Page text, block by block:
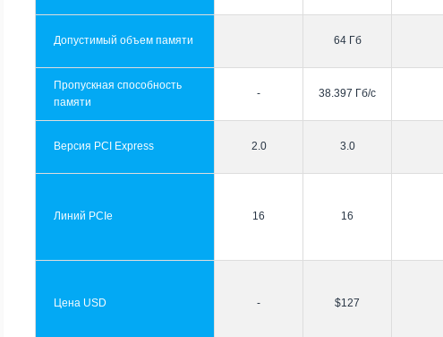
Допустимый объем памяти 64 Гб
Пропускная способность
памяти
- 38.397 Гб/с
Версия PCI Express 2.0 3.0
Линий PCIe 16 16
Цена USD - $127